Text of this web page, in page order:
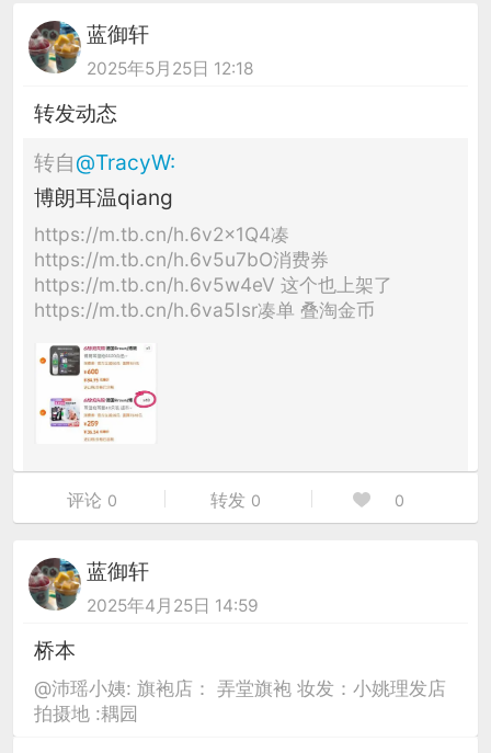
蓝御轩
2025年5月25日 12:18
转发动态
转自@TracyW:
博朗耳温qiang
https://m.tb.cn/h.6v2x1Q4凑
https://m.tb.cn/h.6v5u7bO消费券
https://m.tb.cn/h.6v5w4eV 这个也上架了
https://m.tb.cn/h.6va5Isr凑单 叠淘金币
评论 0 转发 0 0
蓝御轩
2025年4月25日 14:59
桥本
@沛瑶小姨: 旗袍店： 弄堂旗袍 妆发：小姚理发店
拍摄地 :耦园